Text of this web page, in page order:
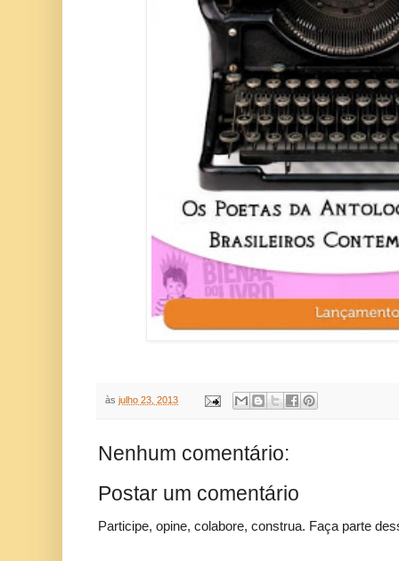
às julho 23, 2013
Nenhum comentário:
Postar um comentário
Participe, opine, colabore, construa. Faça parte